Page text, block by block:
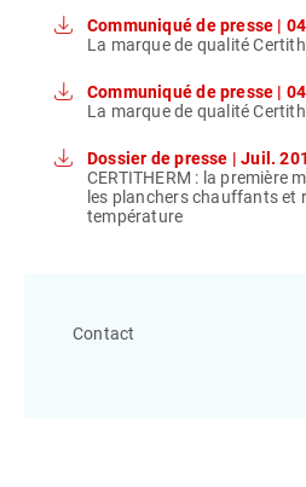
Communiqué de presse |
La marque de qualité
Communiqué de presse |
La marque de qualité
Dossier de presse | Juil.
CERTITHERM : la première
les planchers chauffants
température
Contact